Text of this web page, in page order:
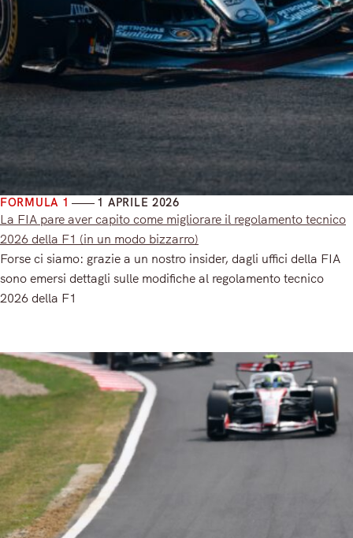
FORMULA 1 1 APRILE 2026
La FIA pare aver capito come migliorare il regolamento tecnico
2026 della F1 (in un modo bizzarro)
Forse ci siamo: grazie a un nostro insider, dagli uffici della FIA
sono emersi dettagli sulle modifiche al regolamento tecnico
2026 della F1